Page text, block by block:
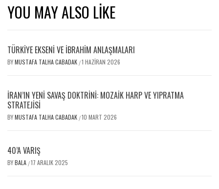
YOU MAY ALSO LIKE
TÜRKİYE EKSENİ VE İBRAHİM ANLAŞMALARI
BYMUSTAFA TALHA CABADAK /1 HAZIRAN 2026
İRAN’IN YENI SAVAŞ DOKTRINI: MOZAIK HARP VE YIPRATMA
STRATEJISI
BYMUSTAFA TALHA CABADAK /10 MART 2026
40’A VARIŞ
BYBALA /17 ARALIK 2025